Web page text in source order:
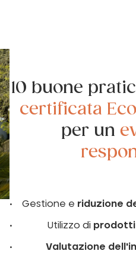
10 buone
certificata
per un
Gestione e riduzione
Utilizzo di prodotti
Valutazione